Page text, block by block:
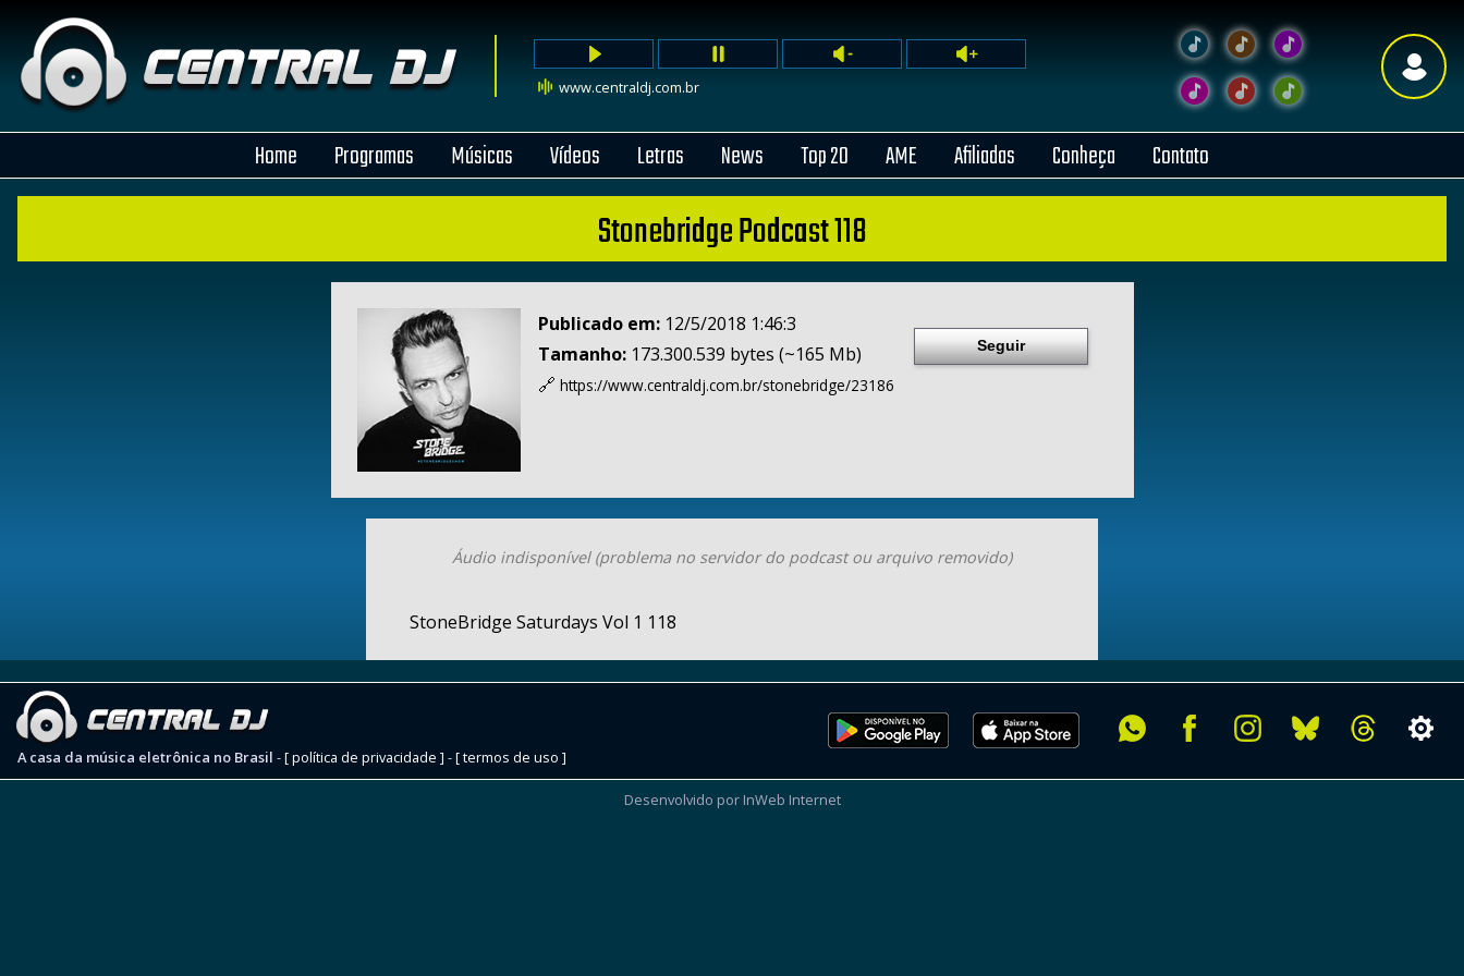
www.centraldj.com.br
Home Programas Músicas Vídeos Letras News Top 20 AME Afiliadas Conheça Contato
Stonebridge Podcast 118
Publicado em: 12/5/2018 1:46:3
Tamanho:173.300.539 bytes (~165 Mb)
🔗 https://www.centraldj.com.br/stonebridge/23186
Seguir
Áudio indisponível (problema no servidor do podcast ou arquivo removido)
StoneBridge Saturdays Vol 1 118
A casa da música eletrônica no Brasil -[ política de privacidade ] -[ termos de uso ]
Desenvolvido por InWeb Internet